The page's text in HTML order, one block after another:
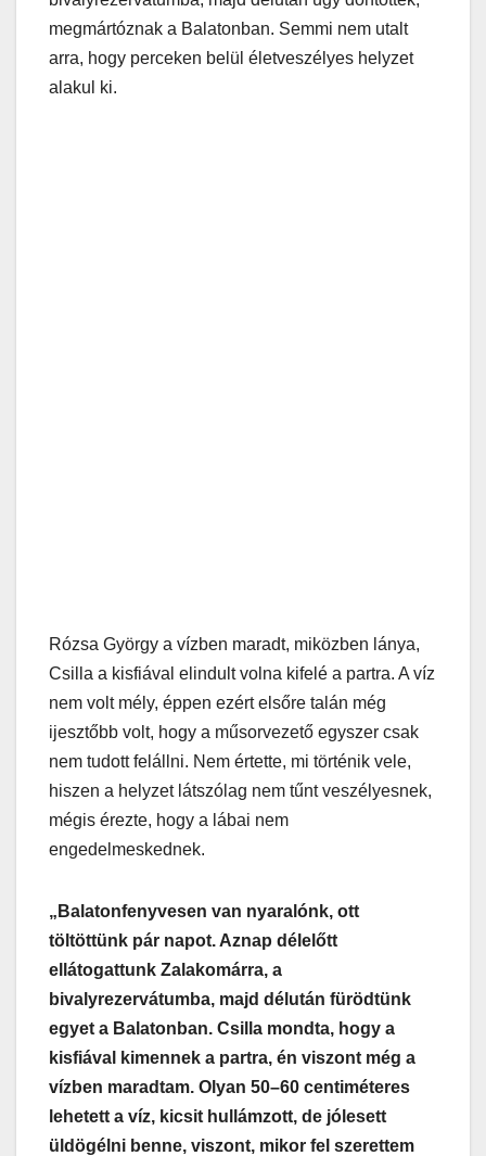
megmártóznak a Balatonban. Semmi nem utalt
arra, hogy perceken belül életveszélyes helyzet
alakul ki.
Rózsa György a vízben maradt, miközben lánya,
Csilla a kisfiával elindult volna kifelé a partra. A víz
nem volt mély, éppen ezért elsőre talán még
ijesztőbb volt, hogy a műsorvezető egyszer csak
nem tudott felállni. Nem értette, mi történik vele,
hiszen a helyzet látszólag nem tűnt veszélyesnek,
mégis érezte, hogy a lábai nem
engedelmeskednek.
„Balatonfenyvesen van nyaralónk, ott
töltöttünk pár napot. Aznap délelőtt
ellátogattunk Zalakomárra, a
bivalyrezervátumba, majd délután fürödtünk
egyet a Balatonban. Csilla mondta, hogy a
kisfiával kimennek a partra, én viszont még a
vízben maradtam. Olyan 50–60 centiméteres
lehetett a víz, kicsit hullámzott, de jólesett
üldögélni benne, viszont, mikor fel szerettem